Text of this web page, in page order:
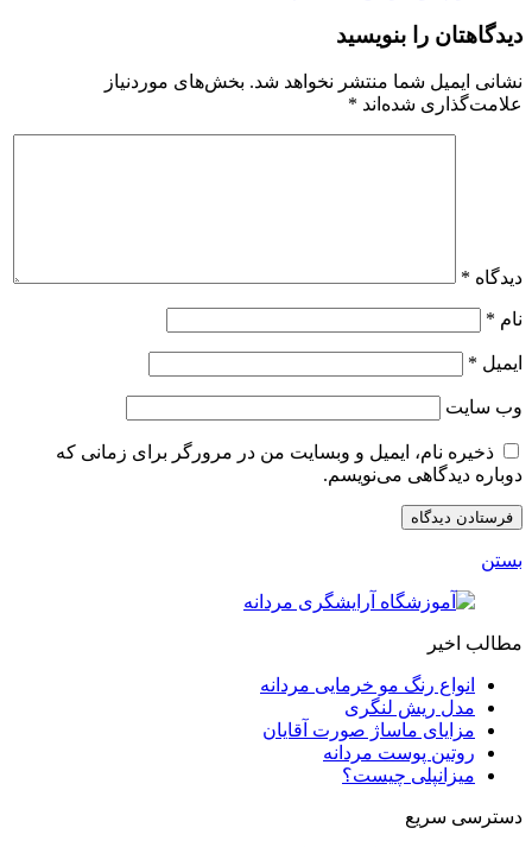
دیدگاهتان را بنویسید
نشانی ایمیل شما منتشر نخواهد شد. بخش‌های موردنیاز
علامت‌گذاری شده‌اند *
دیدگاه *
نام *
ایمیل *
وب‌ سایت
ذخیره نام، ایمیل و وبسایت من در مرورگر برای زمانی که
دوباره دیدگاهی می‌نویسم.
بستن
مطالب اخیر
انواع رنگ مو خرمایی مردانه
مدل ریش لنگری
مزایای ماساژ صورت آقایان
روتین پوست مردانه
میزانپلی چیست؟
دسترسی سریع